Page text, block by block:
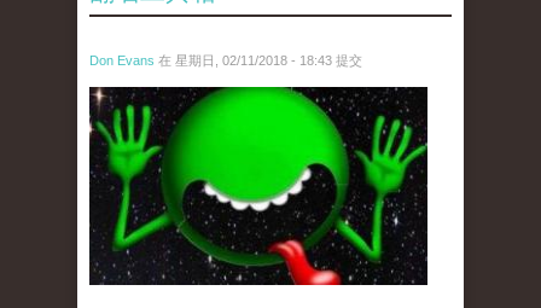
Don Evans 在 星期日, 02/11/2018 - 18:43 提交
wechatimg1429.jpeg